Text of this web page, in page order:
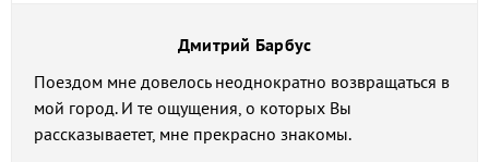
Дмитрий Барбус
Поездом мне довелось неоднократно возвращаться в
мой город. И те ощущения, о которых Вы
рассказываетет, мне прекрасно знакомы.